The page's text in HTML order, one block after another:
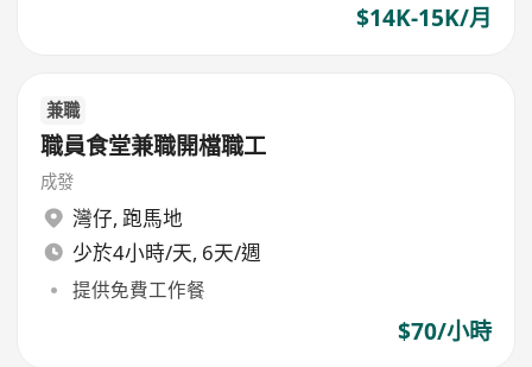
$14K-15K/月
兼職
職員食堂兼職開檔職工
成發
灣仔, 跑馬地
少於4小時/天, 6天/週
提供免費工作餐
$70/小時